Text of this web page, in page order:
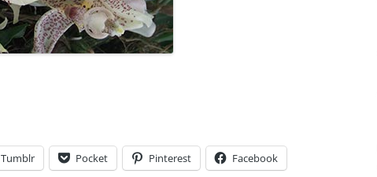
Tumblr Pocket Pinterest Facebook